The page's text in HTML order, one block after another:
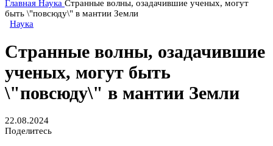
Главная Наука Странные волны, озадачившие ученых, могут
быть \"повсюду\" в мантии Земли
Наука
Странные волны, озадачившие
ученых, могут быть
\"повсюду\" в мантии Земли
22.08.2024
Поделитесь